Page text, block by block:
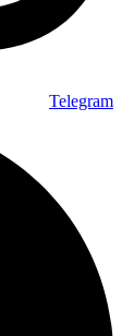
Telegram